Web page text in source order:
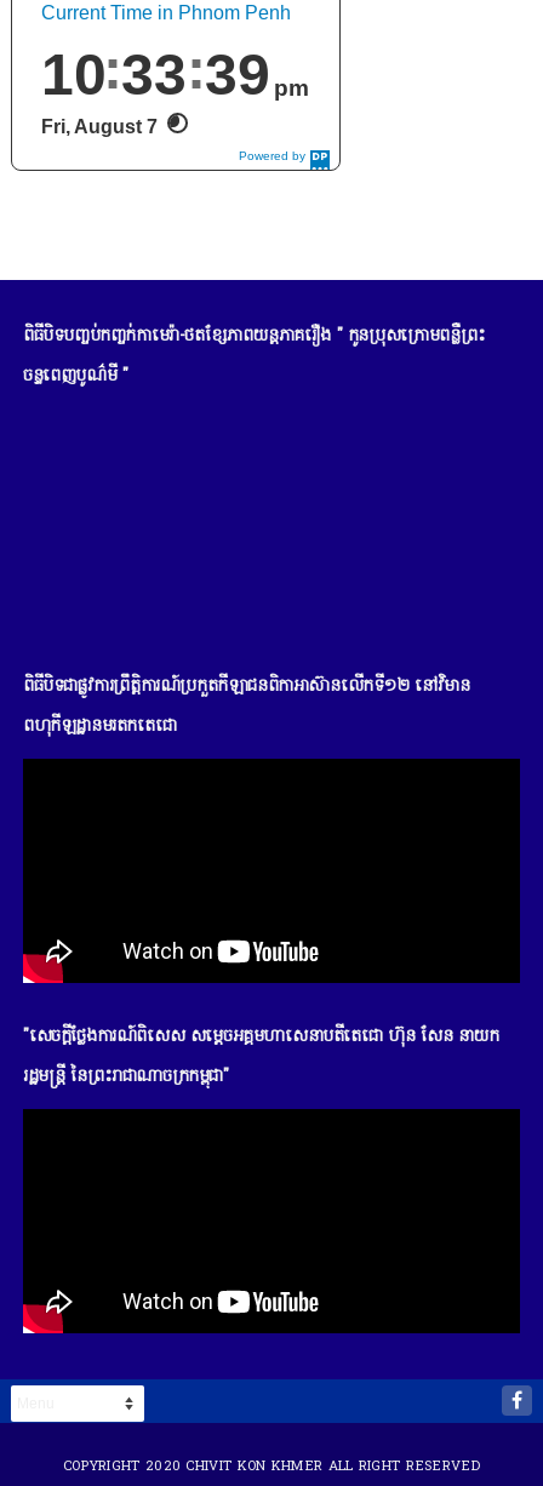
Powered by
DaysPedia.c
Current Time in Phnom Penh
10 33 42 pm
Fri, August 7
ពិធីបិទបញ្ចប់កញ្ចក់កាមេរ៉ា-ថតខ្សែភាពយន្តភាគរឿង " កូនប្រុសក្រោមពន្លឺព្រះ
ចន្ទពេញបូណ៌មី "
ពិធីបិទជាផ្លូវការព្រឹត្តិការណ៍ប្រកួតកីឡាជនពិកាអាស៊ានលើកទី១២ នៅវិមាន
ពហុកីឡដ្ឋានមរតកតេជោ
"សេចក្តីថ្លែងការណ៍ពិសេស សម្តេចអគ្គមហាសេនាបតីតេជោ ហ៊ុន សែន នាយក
រដ្ឋមន្រ្តី នៃព្រះរាជាណាចក្រកម្ពុជា"
COPYRIGHT 2020 CHIVIT KON KHMER ALL RIGHT RESERVED